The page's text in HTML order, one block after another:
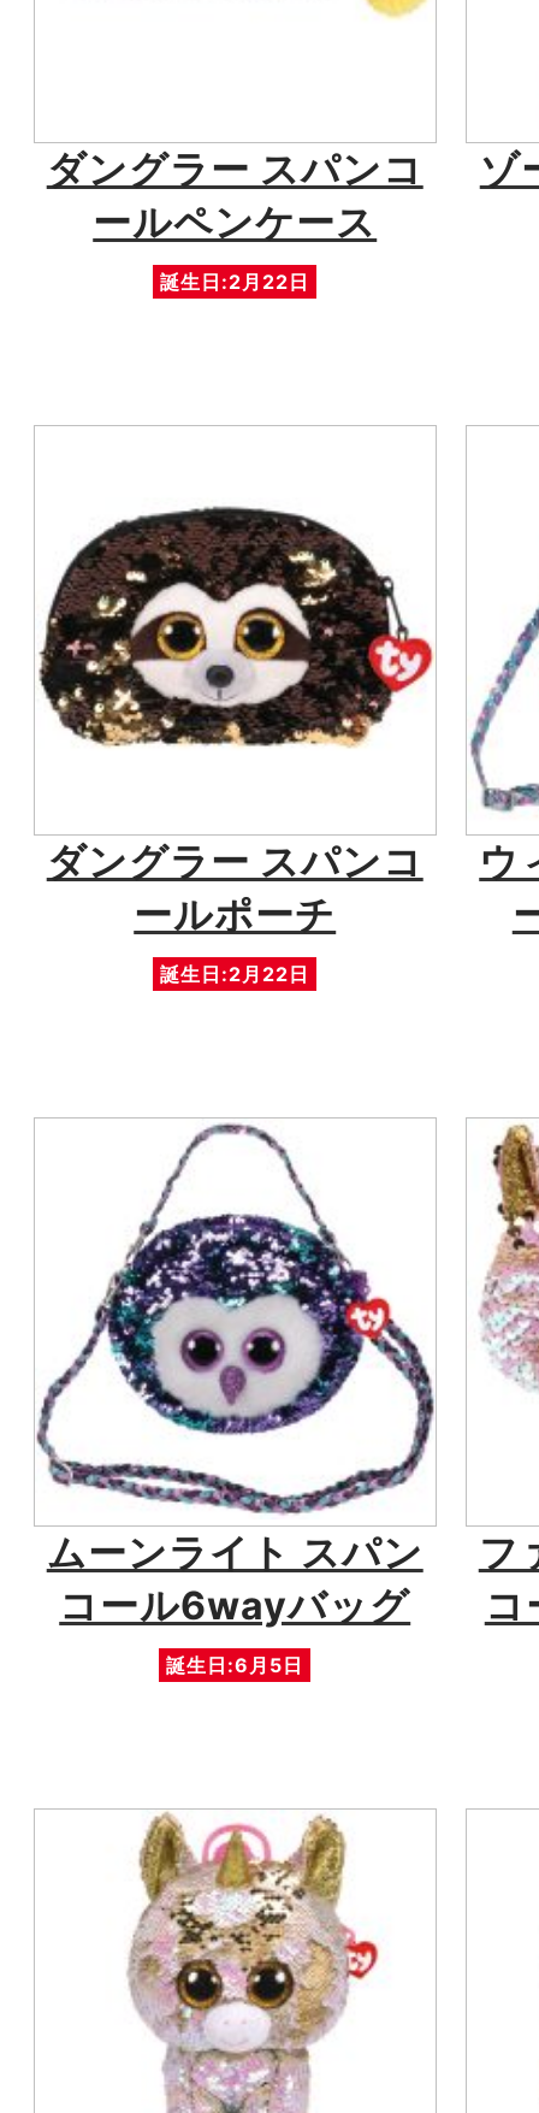
ダングラー スパンコ
ールペンケース
誕生日:2月22日
ゾ
ダングラー スパンコ
ールポーチ
誕生日:2月22日
ウ
ムーンライト スパン
コール6wayバッグ
誕生日:6月5日
フ
コ